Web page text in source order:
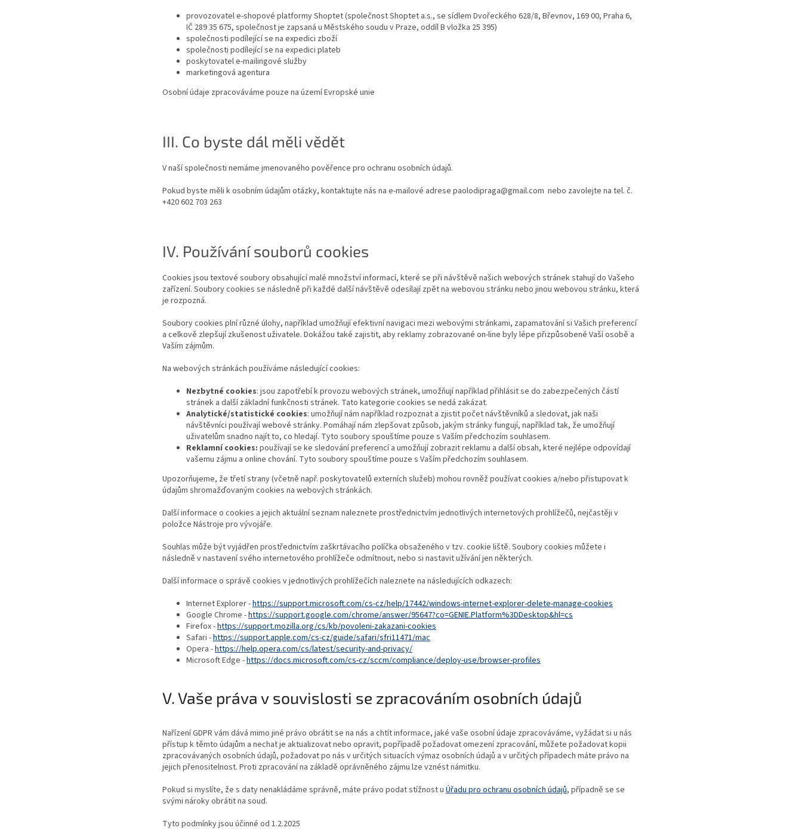
provozovatel e-shopové platformy Shoptet (společnost Shoptet a.s., se sídlem Dvořeckého 628/8, Břevnov, 169 00, Praha 6,
IČ 289 35 675, společnost je zapsaná u Městského soudu v Praze, oddíl B vložka 25 395)
společnosti podílející se na expedici zboží
společnosti podílející se na expedici plateb
poskytovatel e-mailingové služby
marketingová agentura
Osobní údaje zpracováváme pouze na území Evropské unie
III. Co byste dál měli vědět
V naší společnosti nemáme jmenovaného pověřence pro ochranu osobních údajů.
Pokud byste měli k osobním údajům otázky, kontaktujte nás na e-mailové adrese paolodipraga@gmail.com nebo zavolejte na tel. č.
+420 602 703 263
IV. Používání souborů cookies
Cookies jsou textové soubory obsahující malé množství informací, které se při návštěvě našich webových stránek stahují do Vašeho
zařízení. Soubory cookies se následně při každé další návštěvě odesílají zpět na webovou stránku nebo jinou webovou stránku, která
je rozpozná.
Soubory cookies plní různé úlohy, například umožňují efektivní navigaci mezi webovými stránkami, zapamatování si Vašich preferencí
a celkově zlepšují zkušenost uživatele. Dokážou také zajistit, aby reklamy zobrazované on-line byly lépe přizpůsobené Vaší osobě a
Vaším zájmům.
Na webových stránkách používáme následující cookies:
Nezbytné cookies: jsou zapotřebí k provozu webových stránek, umožňují například přihlásit se do zabezpečených částí
stránek a další základní funkčnosti stránek. Tato kategorie cookies se nedá zakázat.
Analytické/statistické cookies: umožňují nám například rozpoznat a zjistit počet návštěvníků a sledovat, jak naši
návštěvníci používají webové stránky. Pomáhají nám zlepšovat způsob, jakým stránky fungují, například tak, že umožňují
uživatelům snadno najít to, co hledají. Tyto soubory spouštíme pouze s Vaším předchozím souhlasem.
Reklamní cookies: používají se ke sledování preferencí a umožňují zobrazit reklamu a další obsah, které nejlépe odpovídají
vašemu zájmu a online chování. Tyto soubory spouštíme pouze s Vaším předchozím souhlasem.
Upozorňujeme, že třetí strany (včetně např. poskytovatelů externích služeb) mohou rovněž používat cookies a/nebo přistupovat k
údajům shromažďovaným cookies na webových stránkách.
Další informace o cookies a jejich aktuální seznam naleznete prostřednictvím jednotlivých internetových prohlížečů, nejčastěji v
položce Nástroje pro vývojáře.
Souhlas může být vyjádřen prostřednictvím zaškrtávacího políčka obsaženého v tzv. cookie liště. Soubory cookies můžete i
následně v nastavení svého internetového prohlížeče odmítnout, nebo si nastavit užívání jen některých.
Další informace o správě cookies v jednotlivých prohlížečích naleznete na následujících odkazech:
Internet Explorer -https://support.microsoft.com/cs-cz/help/17442/windows-internet-explorer-delete-manage-cookies
Google Chrome -https://support.google.com/chrome/answer/95647?co=GENIE.Platform%3DDesktop&hl=cs
Firefox -https://support.mozilla.org/cs/kb/povoleni-zakazani-cookies
Safari -https://support.apple.com/cs-cz/guide/safari/sfri11471/mac
Opera -https://help.opera.com/cs/latest/security-and-privacy/
Microsoft Edge -https://docs.microsoft.com/cs-cz/sccm/compliance/deploy-use/browser-profiles
V. Vaše práva v souvislosti se zpracováním osobních údajů
Nařízení GDPR vám dává mimo jiné právo obrátit se na nás a chtít informace, jaké vaše osobní údaje zpracováváme, vyžádat si u nás
přístup k těmto údajům a nechat je aktualizovat nebo opravit, popřípadě požadovat omezení zpracování, můžete požadovat kopii
zpracovávaných osobních údajů, požadovat po nás v určitých situacích výmaz osobních údajů a v určitých případech máte právo na
jejich přenositelnost. Proti zpracování na základě oprávněného zájmu lze vznést námitku.
Pokud si myslíte, že s daty nenakládáme správně, máte právo podat stížnost u Úřadu pro ochranu osobních údajů, případně se se
svými nároky obrátit na soud.
Tyto podmínky jsou účinné od 1.2.2025